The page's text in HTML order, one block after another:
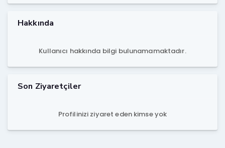
Hakkında
Kullanıcı hakkında bilgi bulunamamaktadır.
Son Ziyaretçiler
Profilinizi ziyaret eden kimse yok